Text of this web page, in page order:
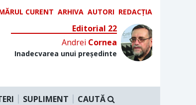
CURENT ARHIVA AUTORI REDACȚIA
Editorial 22
Andrei Cornea
Inadecvarea unui președinte
SUPLIMENT CAUTĂ